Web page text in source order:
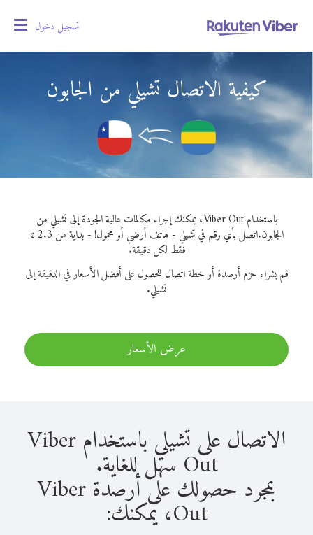
تسجيل دخول
كيفية الاتصال تشيلي من الجابون
باستخدام Viber Out، يمكنك إجراء مكالمات عالية الجودة إلى تشيلي من
الجابون.
اتصل بأي رقم في تشيلي - هاتف أرضي أو محمول! - بداية من 2.3 ¢
فقط لكل دقيقة.
قم بشراء حزم أرصدة أو خطة اتصال للحصول على أفضل الأسعار في الدقيقة إلى
تشيلي.
عرض الأسعار
الاتصال على تشيلي باستخدام Viber
Out سهل للغاية.
بمجرد حصولك على أرصدة Viber
Out، يمكنك: